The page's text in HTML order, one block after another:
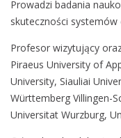
Prowadzi badania
skuteczności systemów
Profesor wizytujący
Piraeus University of
University, Siauliai
Württemberg Villingen-
Universitat Wurzburg,